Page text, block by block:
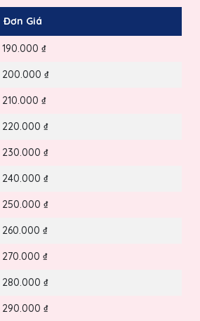
Đơn Giá
190.000 ₫
200.000 ₫
210.000 ₫
220.000 ₫
230.000 ₫
240.000 ₫
250.000 ₫
260.000 ₫
270.000 ₫
280.000 ₫
290.000 ₫